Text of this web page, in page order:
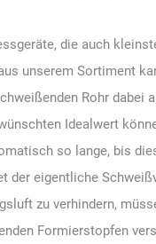
die auch
unserem Sortiment
Rohr dabei
Idealwert
so lange, bis
der eigentliche
zu verhindern,
Formierstopfen